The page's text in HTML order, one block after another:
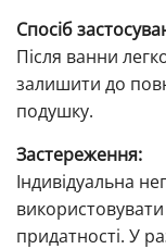
Спосіб
Після ванни
залишити до
подушку.
Застереження:
Індивідуальна
придатності. У